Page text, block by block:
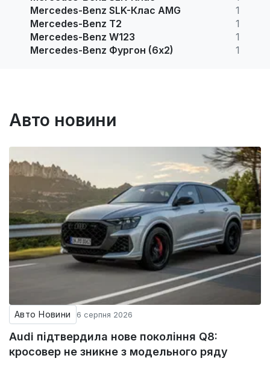
Mercedes-Benz SLK-Клас AMG
1
Mercedes-Benz T2
1
Mercedes-Benz W123
1
Mercedes-Benz Фургон (6х2)
1
Авто новини
Авто Новини 6 серпня 2026
Audi підтвердила нове покоління Q8:
кросовер не зникне з модельного ряду